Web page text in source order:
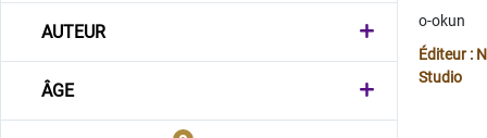
AUTEUR
ÂGE
o-okun
Éditeur :
Studio